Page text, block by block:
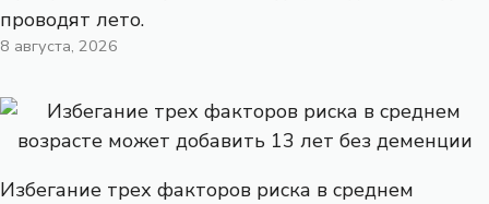
проводят лето.
8 августа, 2026
Избегание трех факторов риска в среднем